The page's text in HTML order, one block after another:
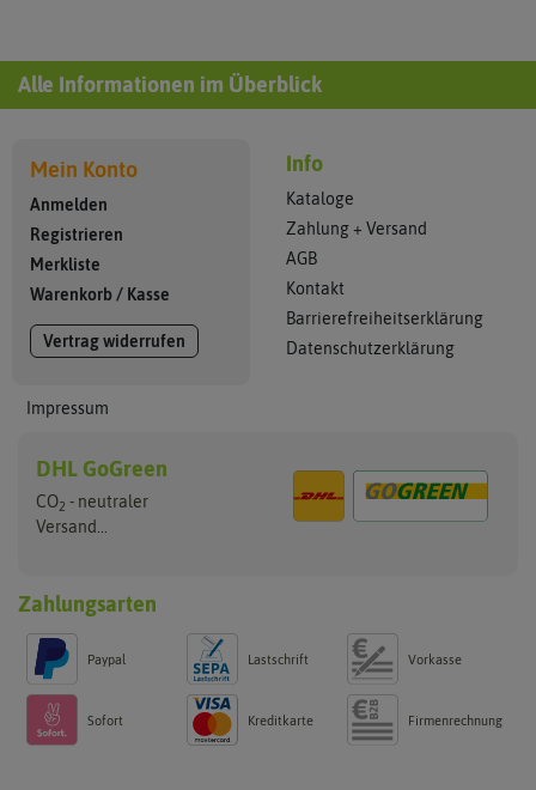
Alle Informationen im Überblick
Mein Konto
Anmelden
Registrieren
Merkliste
Warenkorb / Kasse
Vertrag widerrufen
Impressum
Info
Kataloge
Zahlung + Versand
AGB
Kontakt
Barrierefreiheitserklärung
Datenschutzerklärung
DHL GoGreen
CO2 - neutraler
Versand...
Zahlungsarten
Paypal Lastschrift Vorkasse
Sofort Kreditkarte Firmenrechnung